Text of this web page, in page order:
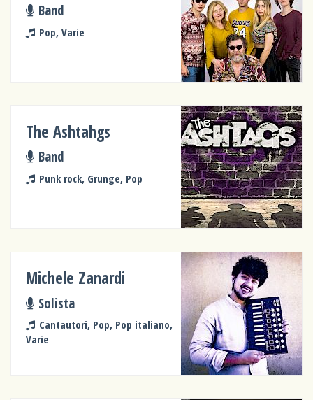
Band
Pop, Varie
The Ashtahgs
Band
Punk rock, Grunge, Pop
Michele Zanardi
Solista
Cantautori, Pop, Pop italiano,
Varie